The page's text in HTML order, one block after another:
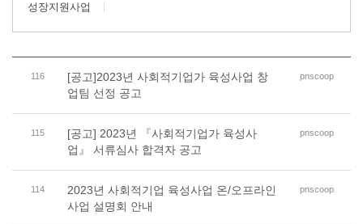
성장지원사업
116
[공고]2023년 사회적기업가 육성사업 창
업팀 선정 공고
pnscoop
115
[공고] 2023년 『사회적기업가 육성사
업』 서류심사 합격자 공고
pnscoop
114
2023년 사회적기업 육성사업 온/오프라인
사업 설명회 안내
pnscoop